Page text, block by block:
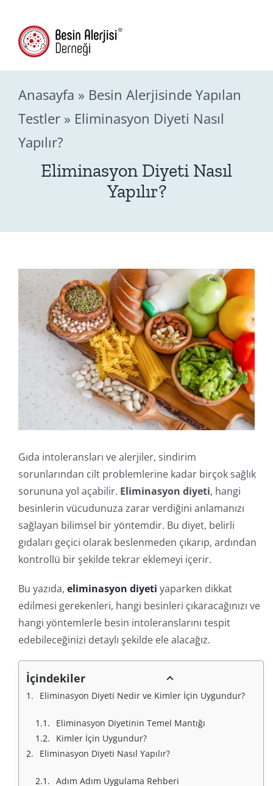
content
Anasayfa » Besin Alerjisinde Yapılan
Testler» Eliminasyon Diyeti Nasıl
Yapılır?
Eliminasyon Diyeti Nasıl
Yapılır?
Gıda intoleransları ve alerjiler, sindirim
sorunlarından cilt problemlerine kadar birçok sağlık
sorununa yol açabilir. Eliminasyon diyeti, hangi
besinlerin vücudunuza zarar verdiğini anlamanızı
sağlayan bilimsel bir yöntemdir. Bu diyet, belirli
gıdaları geçici olarak beslenmeden çıkarıp, ardından
kontrollü bir şekilde tekrar eklemeyi içerir.
Bu yazıda, eliminasyon diyeti yaparken dikkat
edilmesi gerekenleri, hangi besinleri çıkaracağınızı ve
hangi yöntemlerle besin intoleranslarını tespit
edebileceğinizi detaylı şekilde ele alacağız.
İçindekiler
Eliminasyon Diyeti Nedir ve Kimler İçin Uygundur?
Eliminasyon Diyetinin Temel Mantığı
Kimler İçin Uygundur?
Eliminasyon Diyeti Nasıl Yapılır?
Adım Adım Uygulama Rehberi